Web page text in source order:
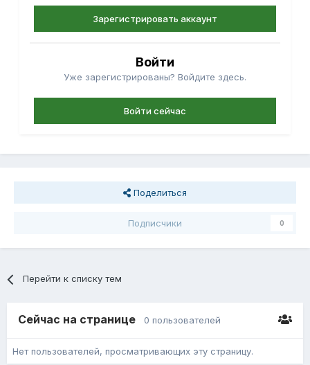
Зарегистрировать аккаунт
Войти
Уже зарегистрированы? Войдите здесь.
Войти сейчас
Поделиться
Подписчики 0
Перейти к списку тем
Сейчас на странице 0 пользователей
Нет пользователей, просматривающих эту страницу.